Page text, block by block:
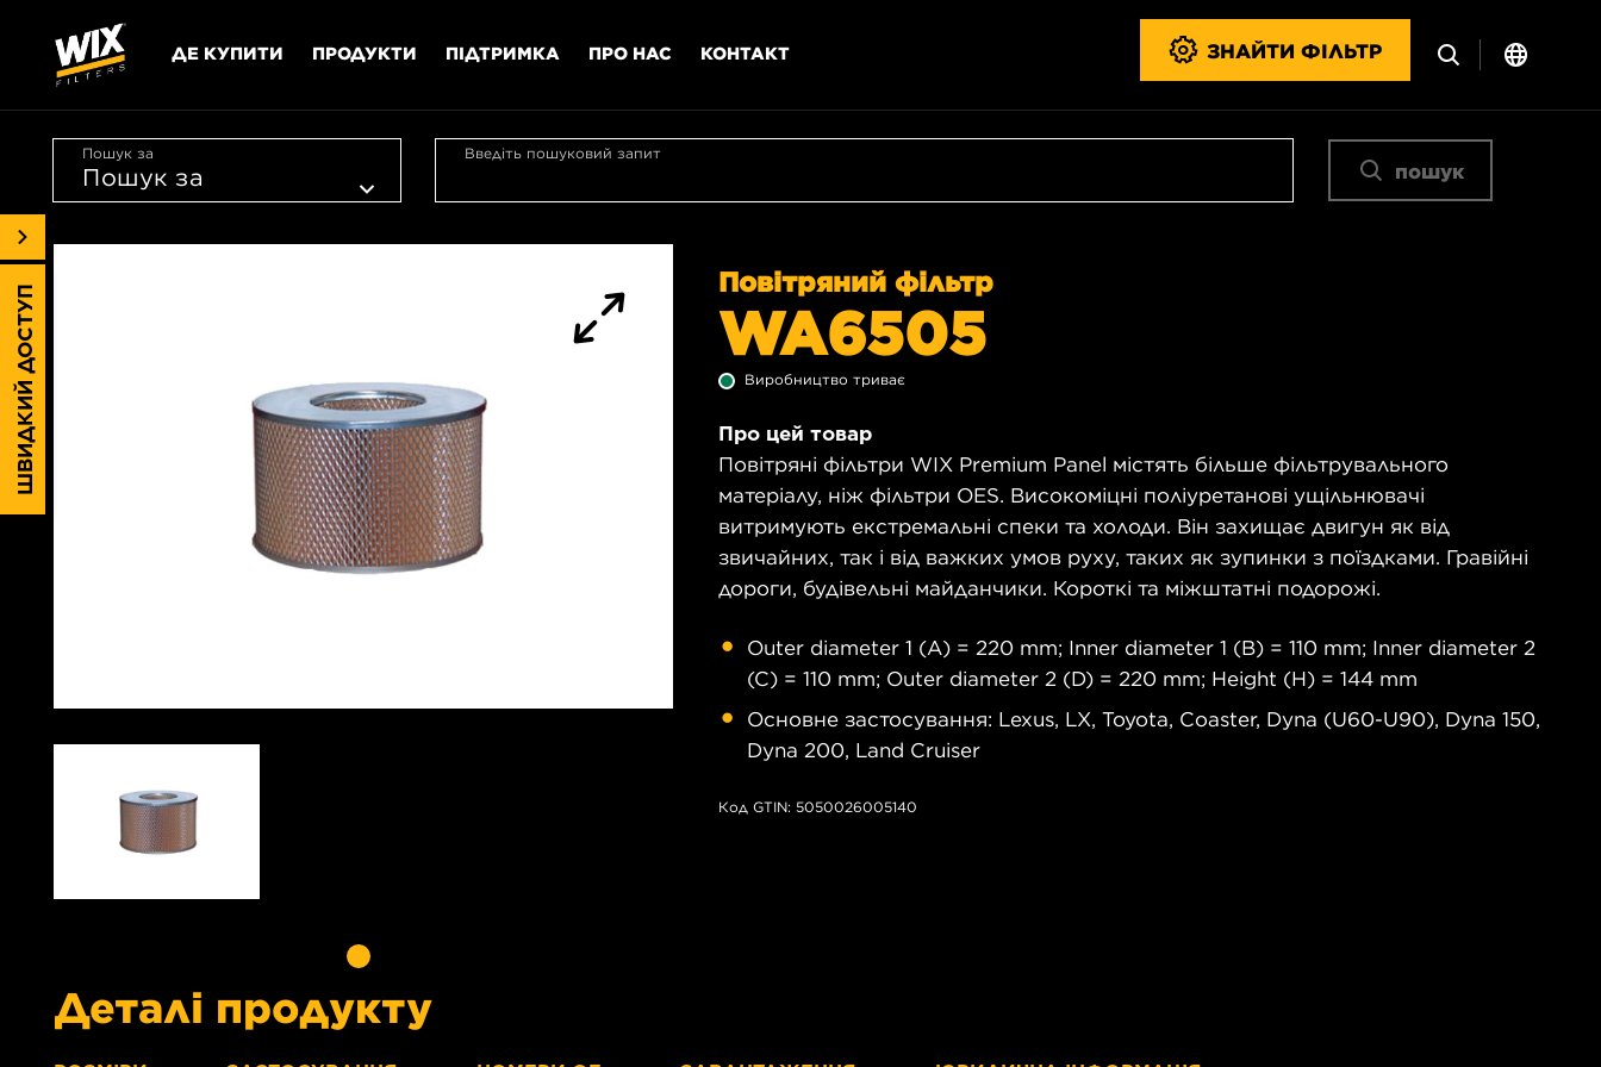
ДЕ КУПИТИ ПРОДУКТИ ПІДТРИМКА ПРО НАС КОНТАКТ ЗНАЙТИ ФІЛЬТР
Пошук за Введіть пошуковий запит
пошук
Повітряний фільтр
WA6505
Виробництво триває
Про цей товар
Повітряні фільтри WIX Premium Panel містять більше фільтрувального
матеріалу, ніж фільтри OES. Високоміцні поліуретанові ущільнювачі
витримують екстремальні спеки та холоди. Він захищає двигун як від
звичайних, так і від важких умов руху, таких як зупинки з поїздками. Гравійні
дороги, будівельні майданчики. Короткі та міжштатні подорожі.
Outer diameter 1 (A) = 220 mm; Inner diameter 1 (B) = 110 mm; Inner diameter 2
(C) = 110 mm; Outer diameter 2 (D) = 220 mm; Height (H) = 144 mm
Основне застосування: Lexus, LX, Toyota, Coaster, Dyna (U60-U90), Dyna 150,
Dyna 200, Land Cruiser
Код GTIN: 5050026005140
Деталі продукту
ШВИДКИЙ ДОСТУП